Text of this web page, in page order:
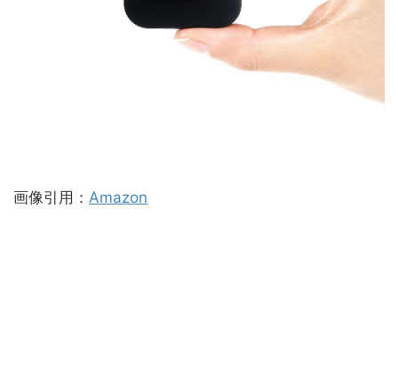
画像引用： Amazon